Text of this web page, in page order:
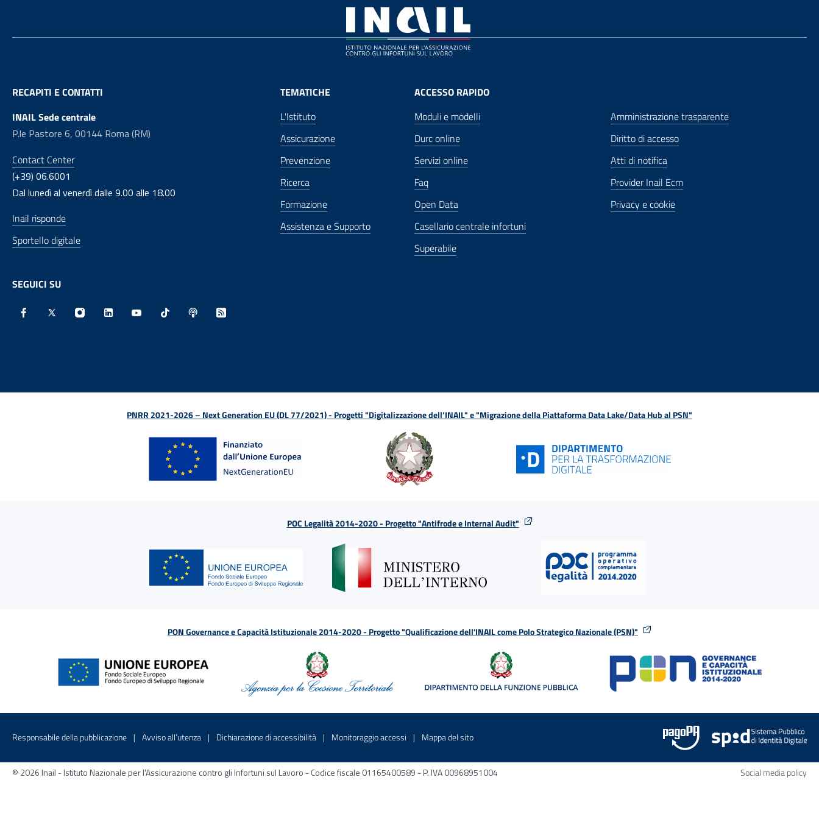
RECAPITI E CONTATTI
INAIL Sede centrale
P.le Pastore 6, 00144 Roma (RM)
Contact Center
(+39) 06.6001
Dal lunedì al venerdì dalle 9.00 alle 18.00
Inail risponde
Sportello digitale
SEGUICI SU
TEMATICHE
L'Istituto
Assicurazione
Prevenzione
Ricerca
Formazione
Assistenza e Supporto
ACCESSO RAPIDO
Moduli e modelli
Durc online
Servizi online
Faq
Open Data
Casellario centrale infortuni
Superabile
Amministrazione trasparente
Diritto di accesso
Atti di notifica
Provider Inail Ecm
Privacy e cookie
PNRR 2021-2026 – Next Generation EU (DL 77/2021) - Progetti "Digitalizzazione dell’INAIL" e "Migrazione della Piattaforma Data Lake/Data Hub al PSN"
POC Legalità 2014-2020 - Progetto "Antifrode e Internal Audit"
PON Governance e Capacità Istituzionale 2014-2020 - Progetto "Qualificazione dell'INAIL come Polo Strategico Nazionale (PSN)"
Menu di servizio
Responsabile della pubblicazione Sito interno - Apre in una nuova finestra
Avviso all’utenza Sito interno - Apre in una nuova finestra
Dichiarazione di accessibilità Sito interno - Apre in una nuova finestra
Monitoraggio accessi Sito interno - Apre in una nuova finestra
Mappa del sitoSito interno - Apre nella stessa finestra
© 2026 Inail - Istituto Nazionale per l'Assicurazione contro gli Infortuni sul Lavoro - Codice fiscale 01165400589 - P. IVA 00968951004 Social media policy